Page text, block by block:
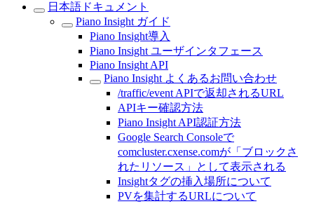
日本語ドキュメント
Piano Insight ガイド
Piano Insight導入
Piano Insight ユーザインタフェース
Piano Insight API
Piano Insight よくあるお問い合わせ
/traffic/event APIで返却されるURL
APIキー確認方法
Piano Insight API認証方法
Google Search Consoleで
comcluster.cxense.comが「ブロックさ
れたリソース」として表示される
Insightタグの挿入場所について
PVを集計するURLについて